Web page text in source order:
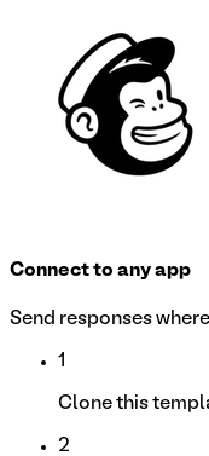
Connect to any app
Send responses
1
Clone this
2